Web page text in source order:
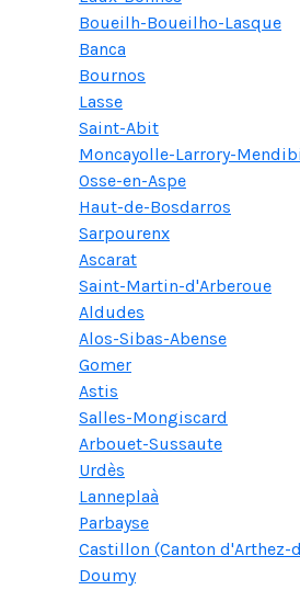
Boueilh-Boueilho-Lasque
Banca
Bournos
Lasse
Saint-Abit
Moncayolle-Larrory-
Osse-en-Aspe
Haut-de-Bosdarros
Sarpourenx
Ascarat
Saint-Martin-d'Arberoue
Aldudes
Alos-Sibas-Abense
Gomer
Astis
Salles-Mongiscard
Arbouet-Sussaute
Urdès
Lanneplaà
Parbayse
Castillon (Canton d'Arthez-
Doumy